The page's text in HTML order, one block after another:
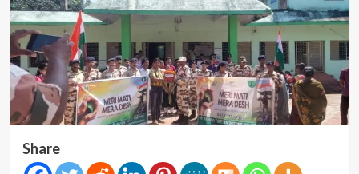
Share